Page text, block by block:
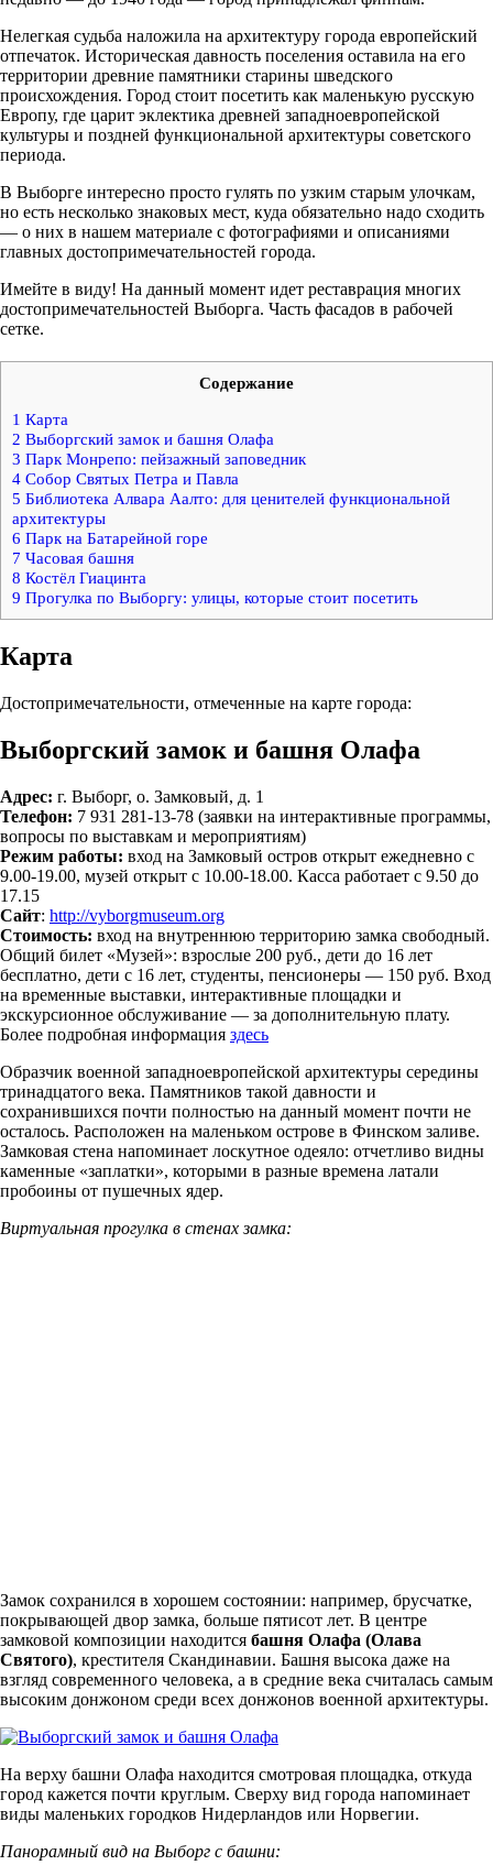
Нелегкая судьба наложила на архитектуру города европейский
отпечаток. Историческая давность поселения оставила на его
территории древние памятники старины шведского
происхождения. Город стоит посетить как маленькую русскую
Европу, где царит эклектика древней западноевропейской
культуры и поздней функциональной архитектуры советского
периода.
В Выборге интересно просто гулять по узким старым улочкам,
но есть несколько знаковых мест, куда обязательно надо сходить
— о них в нашем материале с фотографиями и описаниями
главных достопримечательностей города.
Имейте в виду! На данный момент идет реставрация многих
достопримечательностей Выборга. Часть фасадов в рабочей
сетке.
Содержание
1 Карта
2 Выборгский замок и башня Олафа
3 Парк Монрепо: пейзажный заповедник
4 Собор Святых Петра и Павла
5 Библиотека Алвара Аалто: для ценителей функциональной
архитектуры
6 Парк на Батарейной горе
7 Часовая башня
8 Костёл Гиацинта
9 Прогулка по Выборгу: улицы, которые стоит посетить
Карта
Достопримечательности, отмеченные на карте города:
Выборгский замок и башня Олафа
Адрес: г. Выборг, о. Замковый, д. 1
Телефон: 7 931 281-13-78 (заявки на интерактивные программы,
вопросы по выставкам и мероприятиям)
Режим работы: вход на Замковый остров открыт ежедневно с
9.00-19.00, музей открыт с 10.00-18.00. Касса работает с 9.50 до
17.15
Сайт: http://vyborgmuseum.org
Стоимость: вход на внутреннюю территорию замка свободный.
Общий билет «Музей»: взрослые 200 руб., дети до 16 лет
бесплатно, дети с 16 лет, студенты, пенсионеры — 150 руб. Вход
на временные выставки, интерактивные площадки и
экскурсионное обслуживание — за дополнительную плату.
Более подробная информация здесь
Образчик военной западноевропейской архитектуры середины
тринадцатого века. Памятников такой давности и
сохранившихся почти полностью на данный момент почти не
осталось. Расположен на маленьком острове в Финском заливе.
Замковая стена напоминает лоскутное одеяло: отчетливо видны
каменные «заплатки», которыми в разные времена латали
пробоины от пушечных ядер.
Виртуальная прогулка в стенах замка:
Замок сохранился в хорошем состоянии: например, брусчатке,
покрывающей двор замка, больше пятисот лет. В центре
замковой композиции находится башня Олафа (Олава
Святого), крестителя Скандинавии. Башня высока даже на
взгляд современного человека, а в средние века считалась самым
высоким донжоном среди всех донжонов военной архитектуры.
На верху башни Олафа находится смотровая площадка, откуда
город кажется почти круглым. Сверху вид города напоминает
виды маленьких городков Нидерландов или Норвегии.
Панорамный вид на Выборг с башни: